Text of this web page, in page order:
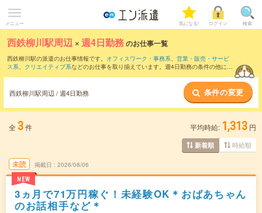
メニュー 気になる! ログイン 検索
西鉄柳川駅周辺 ×週4日勤務のお仕事一覧
西鉄柳川駅の派遣のお仕事情報です。 オフィスワーク・事務系、 営業・販売・サービ
ス系、 クリエイティブ系などのお仕事を取り揃えています。週4日勤務の条件の他に、
西鉄柳川駅周辺 / 週4日勤務 条件の変更
全 3件 平均時給: 1,313 円
新着順 時給順
未読
NEW
掲載日 2026/08/06
3ヵ月で71万円稼ぐ！未経験OK＊おばあちゃん
のお話相手など＊